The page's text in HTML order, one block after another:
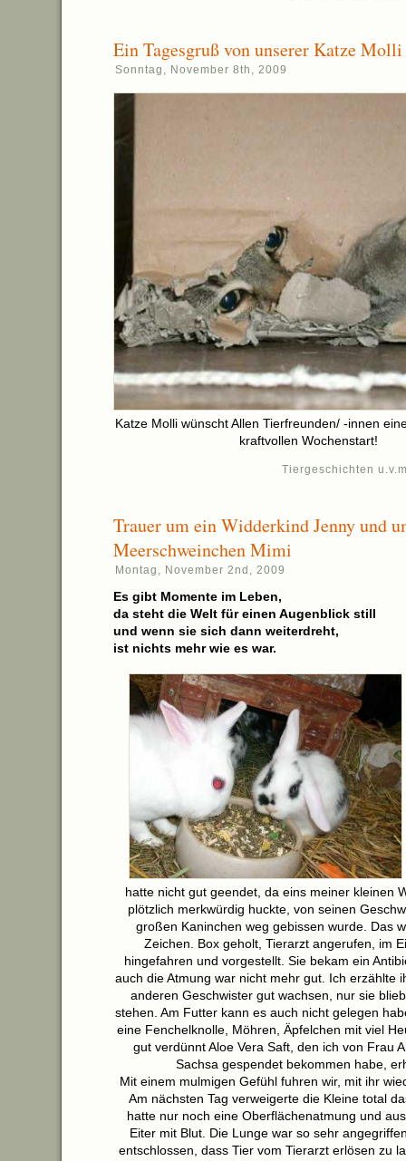
Ein Tagesgruß von unserer Katze Molli
Sonntag, November 8th, 2009
Katze Molli wünscht Allen Tierfreunden/ -innen
kraftvollen Wochenstart!
Tiergeschichten
Trauer um ein Widderkind Jenny und
Meerschweinchen Mimi
Montag, November 2nd, 2009
Es gibt Momente im Leben,
da steht die Welt für einen Augenblick still
und wenn sie sich dann weiterdreht,
ist nichts mehr wie es war.
hatte nicht gut geendet, da eins meiner kleinen
plötzlich merkwürdig huckte, von seinen
großen Kaninchen weg gebissen wurde. Das
Zeichen. Box geholt, Tierarzt angerufen, im
hingefahren und vorgestellt. Sie bekam ein
auch die Atmung war nicht mehr gut. Ich erzählte
anderen Geschwister gut wachsen, nur sie
stehen. Am Futter kann es auch nicht gelegen
eine Fenchelknolle, Möhren, Äpfelchen mit viel
gut verdünnt Aloe Vera Saft, den ich von Frau
Sachsa gespendet bekommen habe,
Mit einem mulmigen Gefühl fuhren wir, mit ihr
Am nächsten Tag verweigerte die Kleine total
hatte nur noch eine Oberflächenatmung und
Eiter mit Blut. Die Lunge war so sehr
entschlossen, dass Tier vom Tierarzt erlösen zu